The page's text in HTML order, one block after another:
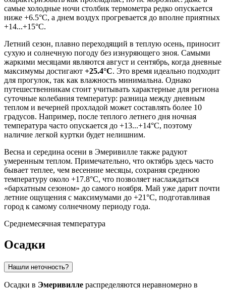
самые холодные ночи столбик термометра редко опускается
ниже +6.5°C, а днем воздух прогревается до вполне приятных
+14...+15°C.
Летний сезон, плавно переходящий в теплую осень, приносит
сухую и солнечную погоду без изнуряющего зноя. Самыми
жаркими месяцами являются август и сентябрь, когда дневные
максимумы достигают +25.4°C. Это время идеально подходит
для прогулок, так как влажность минимальна. Однако
путешественникам стоит учитывать характерные для региона
суточные колебания температур: разница между дневным
теплом и вечерней прохладой может составлять более 10
градусов. Например, после теплого летнего дня ночная
температура часто опускается до +13...+14°C, поэтому
наличие легкой куртки будет нелишним.
Весна и середина осени в Эмеривилле также радуют
умеренным теплом. Примечательно, что октябрь здесь часто
бывает теплее, чем весенние месяцы, сохраняя среднюю
температуру около +17.8°C, что позволяет наслаждаться
«бархатным сезоном» до самого ноября. Май уже дарит почти
летние ощущения с максимумами до +21°C, подготавливая
город к самому солнечному периоду года.
Среднемесячная температура
Осадки
Нашли неточность?
Осадки в Эмеривилле распределяются неравномерно в